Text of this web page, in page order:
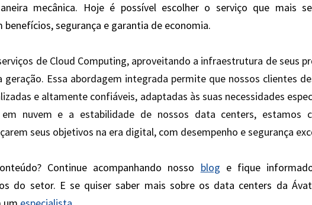
mecânica. Hoje é possível escolher o serviço que mais
benefícios, segurança e garantia de economia.
de Cloud Computing, aproveitando a infraestrutura de seus
geração. Essa abordagem integrada permite que nossos clientes
e altamente confiáveis, adaptadas às suas necessidades
nuvem e a estabilidade de nossos data centers, estamos
seus objetivos na era digital, com desempenho e segurança
Continue acompanhando nosso blog e fique
do setor. E se quiser saber mais sobre os data centers da